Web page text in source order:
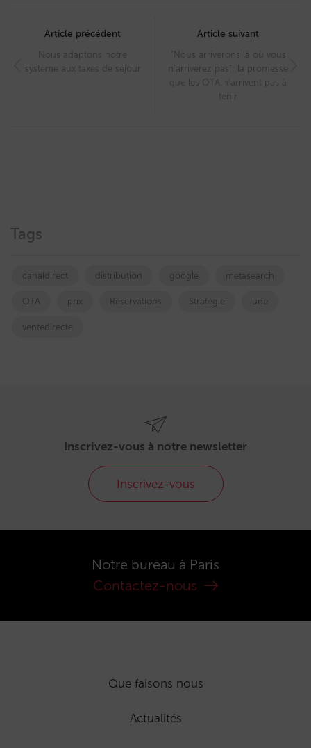
navigation
Article précédent
Nous adaptons notre
système aux taxes de séjour
Article suivant
“Nous arriverons là où vous
n’arriverez pas”: la promesse
que les OTA n’arrivent pas à
tenir
Tags
canaldirect distribution google metasearch
OTA prix Réservations Stratégie une
ventedirecte
Inscrivez-vous à notre newsletter
Inscrivez-vous
Notre bureau à Paris
Contactez-nous
Que faisons nous
Actualités